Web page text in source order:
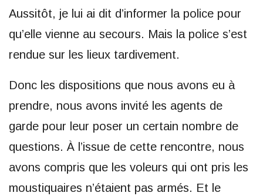
Aussitôt, je lui ai dit d’informer la police pour
qu’elle vienne au secours. Mais la police s’est
rendue sur les lieux tardivement.
Donc les dispositions que nous avons eu à
prendre, nous avons invité les agents de
garde pour leur poser un certain nombre de
questions. À l’issue de cette rencontre, nous
avons compris que les voleurs qui ont pris les
moustiquaires n’étaient pas armés. Et le